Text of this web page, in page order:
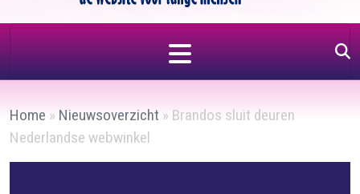
Home » Nieuwsoverzicht » Brandos sluit deuren
Nederlandse webwinkel